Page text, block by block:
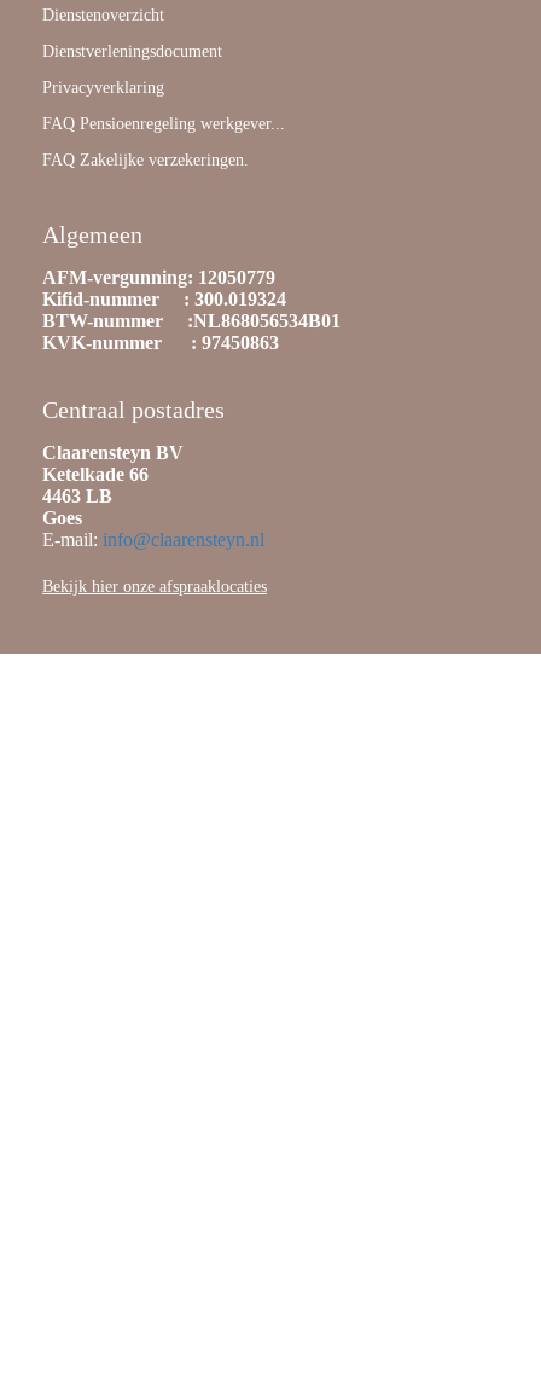
Dienstenoverzicht
Dienstverleningsdocument
Privacyverklaring
FAQ Pensioenregeling werkgever...
FAQ Zakelijke verzekeringen.
Algemeen
AFM-vergunning: 12050779
Kifid-nummer : 300.019324
BTW-nummer :NL868056534B01
KVK-nummer : 97450863
Centraal postadres
Claarensteyn BV
Ketelkade 66
4463 LB
Goes
E-mail: info@claarensteyn.nl
Bekijk hier onze afspraaklocaties